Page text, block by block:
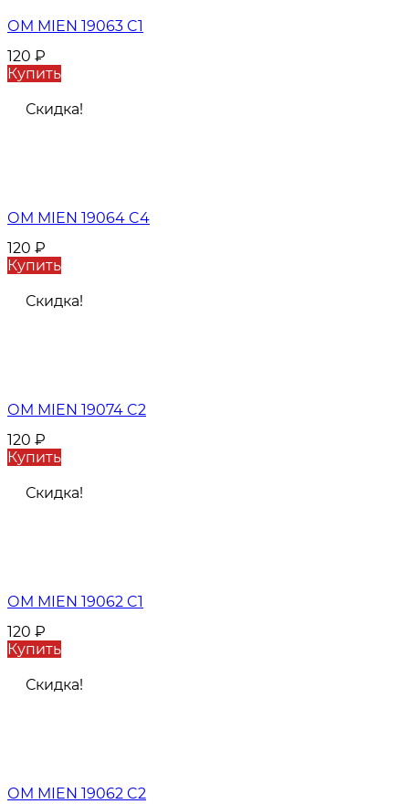
ОМ MIEN 19063 C1
120 ₽
Купить
Скидка!
ОМ MIEN 19064 C4
120 ₽
Купить
Скидка!
ОМ MIEN 19074 C2
120 ₽
Купить
Скидка!
ОМ MIEN 19062 C1
120 ₽
Купить
Скидка!
ОМ MIEN 19062 C2